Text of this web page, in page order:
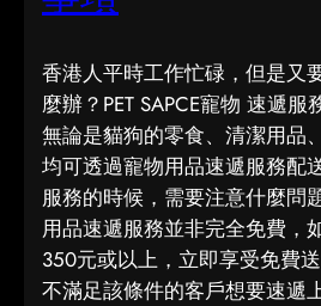
香港人平時工作忙碌，但是又
麼辦？PET SAPCE寵物 速遞服
無論是貓狗的零食、清潔用品
均可透過寵物用品速遞服務配
服務的時候，需要注意什麼問
用品速遞服務並非完全免費，
350元或以上，立即享受免費
不滿足該條件的客戶想要速遞